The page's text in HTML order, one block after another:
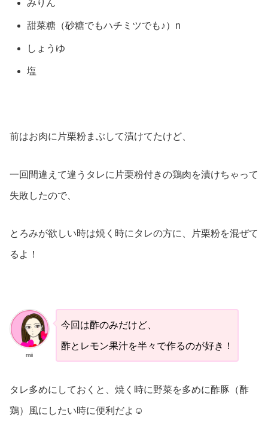
みりん
甜菜糖（砂糖でもハチミツでも♪）n
しょうゆ
塩
前はお肉に片栗粉まぶして漬けてたけど、
一回間違えて違うタレに片栗粉付きの鶏肉を漬けちゃって
失敗したので、
とろみが欲しい時は焼く時にタレの方に、片栗粉を混ぜて
るよ！
mii
今回は酢のみだけど、
酢とレモン果汁を半々で作るのが好き！
タレ多めにしておくと、焼く時に野菜を多めに酢豚（酢
鶏）風にしたい時に便利だよ☺︎